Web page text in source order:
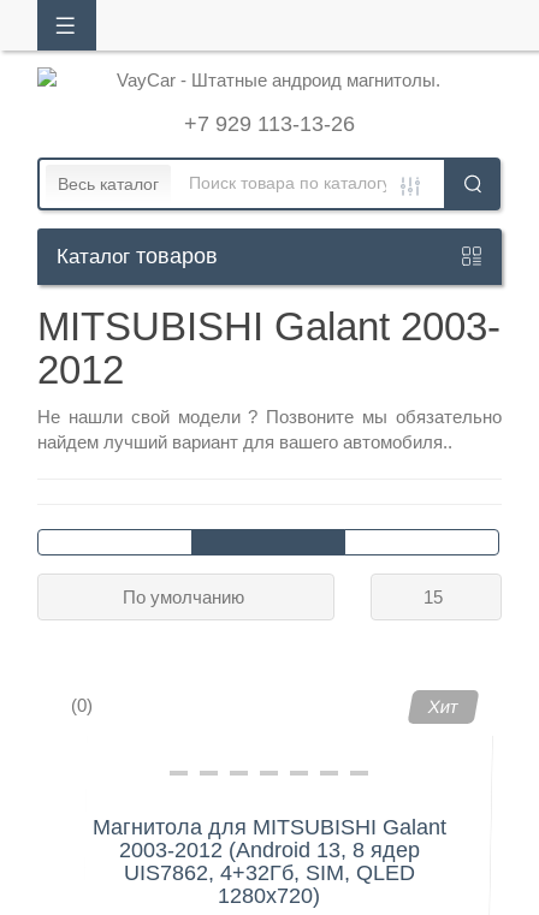
ТОВАРОВ
113-
13-
работы
Контакты
+7 929 113-13-26
Весь каталог
Каталог товаров
MITSUBISHI Galant 2003-
2012
Не нашли свой модели ? Позвоните мы обязательно
найдем лучший вариант для вашего автомобиля..
15
По умолчанию
(0) Хит
Магнитола для MITSUBISHI Galant
2003-2012 (Android 13, 8 ядер
UIS7862, 4+32Гб, SIM, QLED
1280x720)